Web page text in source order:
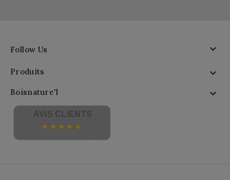
Follow Us 
Produits 
Boisnature'l 
AVIS CLIENTS